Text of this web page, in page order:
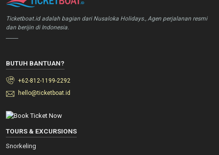
Ticketboat.id adalah bagian dari Nusaloka Holidays., Agen perjalanan resmi
dan berijin di Indonesia.
BUTUH BANTUAN?
+62-812-1199-2292
hello@ticketboat.id
TOURS & EXCURSIONS
Snorkeling